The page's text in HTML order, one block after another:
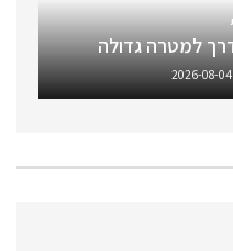
למטרה גדולה
2026-08-04